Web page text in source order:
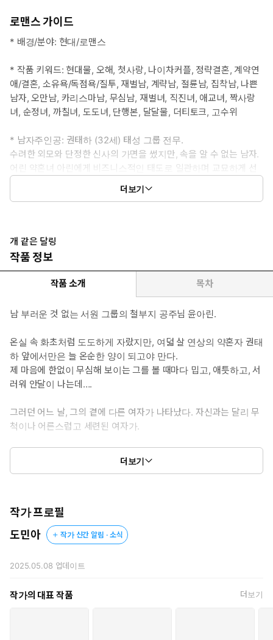
로맨스 가이드
* 배경/분야: 현대/로맨스
* 작품 키워드: 현대물, 오해, 첫사랑, 나이차커플, 정략결혼, 계약연
애/결혼, 소유욕/독점욕/질투, 재벌남, 계략남, 절륜남, 집착남, 나쁜
남자, 오만남, 카리스마남, 무심남, 재벌녀, 직진녀, 애교녀, 짝사랑
녀, 순정녀, 까칠녀, 도도녀, 단행본, 달달물, 더티토크, 고수위
* 남자주인공: 권태하 (32세) 태성 그룹 전무.
수려한 외모와 단정한 신사의 가면을 썼지만, 속을 알 수 없는 남자.
어린 약혼녀 아린에게 비즈니스적인 태도로 일관하며 교묘하게 선
을 긋는 듯 보이지만, 실상은 그녀를 독점하기 위해 약혼 반지에 위
치 추적기까지 심어 둔 지독한 통제광이다. 매너 좋은 껍데기 아래
* 여자주인공: 윤아린 (24세) 서원 그룹 막내딸.
제멋대로 도도하게 자란 서원 그룹의 공주님. 여덟 살, 권태하를 보
고 첫눈에 반한 이후, 십 년 넘게 지고지순한 짝사랑을 이어 오고 있
다. 제 감정의 온도를 맞춰 주지 않는 그에게 전전긍긍하지만, 결국
은 권태하의 뒤통수를 치고 파리로 가출을 감행한다.
* 이럴 때 보세요: 어린 약혼녀에게 무심해 보이던 오만한 남주가, 사
실은 아주 음습한 집착과 비틀린 통제를 하고 있는 모습을 보고 싶을
때.
* 공감 글귀: “어쩌나. 오빠는 여기다가, 듬뿍 싸고 싶은데. 우리 공
주님 임신할 때까지.”
더보기
개 같은 달링
작품 정보
작품 소개 목차
남 부러운 것 없는 서원 그룹의 철부지 공주님 윤아린.
온실 속 화초처럼 도도하게 자랐지만, 여덟 살 연상의 약혼자 권태
하 앞에서만은 늘 온순한 양이 되고야 만다.
제 마음에 한없이 무심해 보이는 그를 볼 때마다 밉고, 애틋하고, 서
러워 안달이 나는데….
그러던 어느 날, 그의 곁에 다른 여자가 나타났다. 자신과는 달리 무
척이나 어른스럽고 세련된 여자가.
권태하는 화면 위에 떠 있는 빨간 점을 느슨한 시선으로 보며 낮
게 웃음을 흘렸다.
아린이 끼고 있는 약혼반지에 내장된 위치 추적기였다. 물론 자신이
어디서나 눈에 띄는 예쁘고 귀여운 것이 ‘내 것’이라면, 응당 자신이
더보기
작가 프로필
도민아
작가 신간 알림 · 소식
2025.05.08 업데이트
작가의 대표 작품 더보기